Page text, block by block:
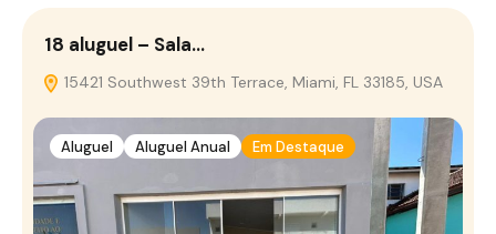
18 aluguel – Sala…
15421 Southwest 39th Terrace, Miami, FL 33185, USA
Aluguel Aluguel Anual Em Destaque